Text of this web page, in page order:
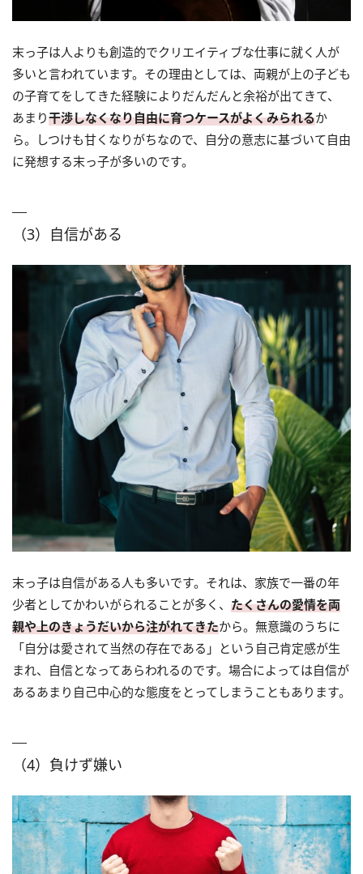
末っ子は人よりも創造的でクリエイティブな仕事に就く人が
多いと言われています。その理由としては、両親が上の子ども
の子育てをしてきた経験によりだんだんと余裕が出てきて、
あまり干渉しなくなり自由に育つケースがよくみられるか
ら。しつけも甘くなりがちなので、自分の意志に基づいて自由
に発想する末っ子が多いのです。
（3）自信がある
末っ子は自信がある人も多いです。それは、家族で一番の年
少者としてかわいがられることが多く、 たくさんの愛情を両
親や上のきょうだいから注がれてきたから。無意識のうちに
「自分は愛されて当然の存在である」という自己肯定感が生
まれ、自信となってあらわれるのです。場合によっては自信が
あるあまり自己中心的な態度をとってしまうこともあります。
（4）負けず嫌い